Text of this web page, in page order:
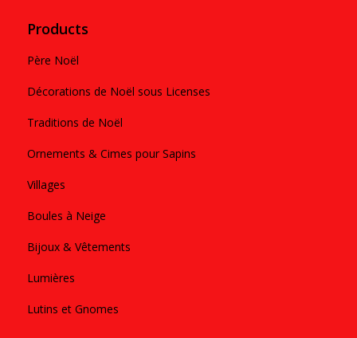
Products
Père Noël
Décorations de Noël sous Licenses
Traditions de Noël
Ornements & Cimes pour Sapins
Villages
Boules à Neige
Bijoux & Vêtements
Lumières
Lutins et Gnomes